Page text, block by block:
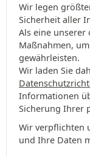
Wir legen
Sicherheit aller
Als eine
Maßnahmen,
gewährleisten.
Wir laden Sie
Informationen
Sicherung Ihrer
Wir verpflichten
und Ihre Daten